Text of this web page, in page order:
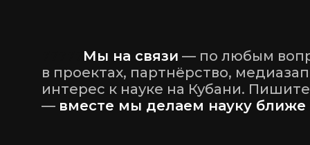
Мы на связи — по любым
в проектах, партнёрство,
интерес к науке на Кубани.
— вместе мы делаем науку ближе